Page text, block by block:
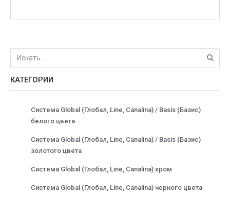
КАТЕГОРИИ
Система Global (Глобал, Line, Canalina) / Basis (Базис)
белого цвета
Система Global (Глобал, Line, Canalina) / Basis (Базис)
золотого цвета
Система Global (Глобал, Line, Canalina) хром
Система Global (Глобал, Line, Canalina) черного цвета